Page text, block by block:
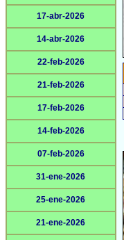
17-abr-2026
14-abr-2026
22-feb-2026
21-feb-2026
17-feb-2026
14-feb-2026
07-feb-2026
31-ene-2026
25-ene-2026
21-ene-2026